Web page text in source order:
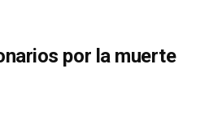
por la muerte